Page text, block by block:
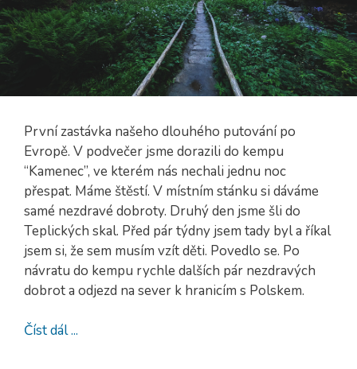
První zastávka našeho dlouhého putování po
Evropě. V podvečer jsme dorazili do kempu
“Kamenec”, ve kterém nás nechali jednu noc
přespat. Máme štěstí. V místním stánku si dáváme
samé nezdravé dobroty. Druhý den jsme šli do
Teplických skal. Před pár týdny jsem tady byl a říkal
jsem si, že sem musím vzít děti. Povedlo se. Po
návratu do kempu rychle dalších pár nezdravých
dobrot a odjezd na sever k hranicím s Polskem.
Číst dál ...